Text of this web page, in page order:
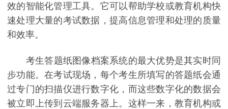
效的智能化管理工具。它可以帮助学校或教育机构快
速处理大量的考试数据，提高信息管理和处理的质量
和效率。
考生答题纸图像档案系统的最大优势是其实时同
步功能。在考试现场，每个考生所填写的答题纸会通
过专门的扫描仪进行数字化，而这些数字化的数据会
被立即上传到云端服务器上。这样一来，教育机构或